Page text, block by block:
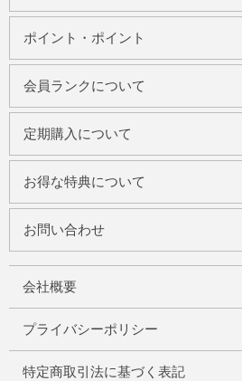
ポイント・ポイント
会員ランクについて
定期購入について
お得な特典について
お問い合わせ
会社概要
プライバシーポリシー
特定商取引法に基づく表記